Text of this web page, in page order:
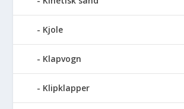
Kjole
Klapvogn
Klipklapper